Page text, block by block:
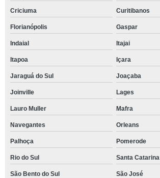
Criciuma Curitibanos
Florianópolis Gaspar
Indaial Itajai
Itapoa Içara
Jaraguá do Sul Joaçaba
Joinville Lages
Lauro Muller Mafra
Navegantes Orleans
Palhoça Pomerode
Rio do Sul Santa Catarina
São Bento do Sul São José